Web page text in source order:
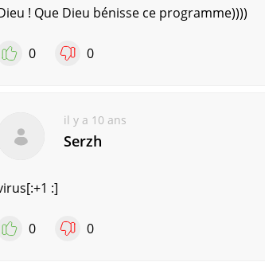
! Que Dieu bénisse ce programme))))
0 0
il y a 10 ans
Serzh
:]
0 0